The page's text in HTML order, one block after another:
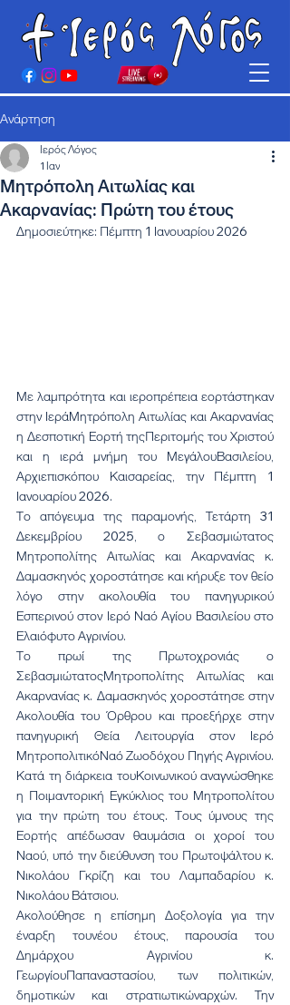
Ανάρτηση
Μητρόπολη Αιτωλίας και
Ακαρνανίας: Πρώτη του έτους
Ιερός Λόγος
1 Ιαν
Δημοσιεύτηκε: Πέμπτη 1 Ιανουαρίου 2026
Με λαμπρότητα και ιεροπρέπεια εορτάστηκαν
στην ΙεράΜητρόπολη Αιτωλίας και Ακαρνανίας
η Δεσποτική Εορτή τηςΠεριτομής του Χριστού
και η ιερά μνήμη του ΜεγάλουΒασιλείου,
Αρχιεπισκόπου Καισαρείας, την Πέμπτη 1
Ιανουαρίου 2026.
Το απόγευμα της παραμονής, Τετάρτη 31
Δεκεμβρίου 2025, ο Σεβασμιώτατος
Μητροπολίτης Αιτωλίας και Ακαρνανίας κ.
Δαμασκηνός χοροστάτησε και κήρυξε τον θείο
λόγο στην ακολουθία του πανηγυρικού
Εσπερινού στον Ιερό Ναό Αγίου Βασιλείου στο
Ελαιόφυτο Αγρινίου.
Το πρωί της Πρωτοχρονιάς ο
ΣεβασμιώτατοςΜητροπολίτης Αιτωλίας και
Ακαρνανίας κ. Δαμασκηνός χοροστάτησε στην
Ακολουθία του Όρθρου και προεξήρχε στην
πανηγυρική Θεία Λειτουργία στον Ιερό
ΜητροπολιτικόΝαό Ζωοδόχου Πηγής Αγρινίου.
Κατά τη διάρκεια τουΚοινωνικού αναγνώσθηκε
η Ποιμαντορική Εγκύκλιος του Μητροπολίτου
για την πρώτη του έτους. Τους ύμνους της
Εορτής απέδωσαν θαυμάσια οι χοροί του
Ναού, υπό την διεύθυνση του Πρωτοψάλτου κ.
Νικολάου Γκρίζη και του Λαμπαδαρίου κ.
Νικολάου Βάτσιου.
Ακολούθησε η επίσημη Δοξολογία για την
έναρξη τουνέου έτους, παρουσία του
Δημάρχου Αγρινίου κ.
ΓεωργίουΠαπαναστασίου, των πολιτικών,
δημοτικών και στρατιωτικώναρχών. Την